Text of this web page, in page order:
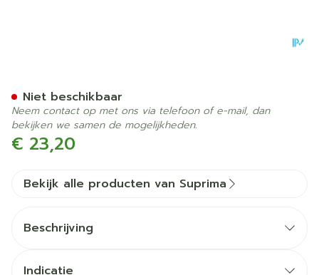
€ 23,20
Niet beschikbaar
Neem contact op met ons via telefoon of e-mail, dan
bekijken we samen de mogelijkheden.
Bekijk alle producten van Suprima
Beschrijving
Indicatie